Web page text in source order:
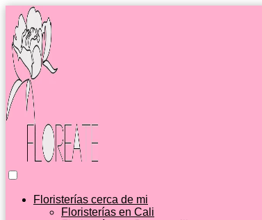
Floristerías cerca de mi
Floristerías en Cali